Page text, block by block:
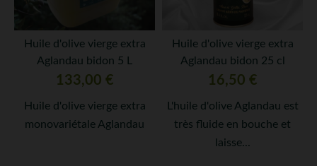
Huile d'olive vierge extra
Aglandau bidon 5 L
Prix
133,00 €
Huile d'olive vierge extra
monovariétale Aglandau
Huile d'olive vierge extra
Aglandau bidon 25 cl
Prix
16,50 €
L'huile d'olive Aglandau est
très fluide en bouche et
laisse...